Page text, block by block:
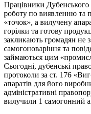
Працівники Дубенського
роботу по виявленню та
«точок», а вилучену
горілки та готову
закликають громадян не
самогоноваріння та
займаються цим
Сьогодні, дубенські
протоколи за ст. 176
апаратів для його
адміністративні
вилучили 1 самогонний